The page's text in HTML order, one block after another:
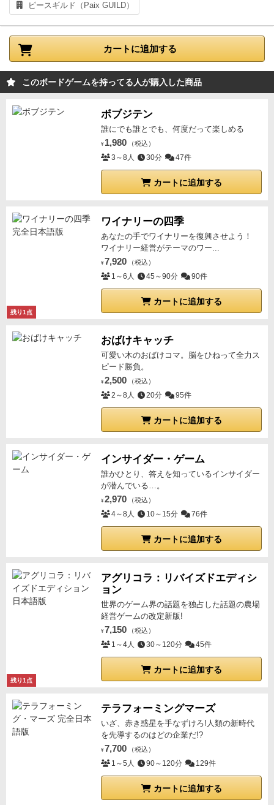
ピースギルド（Paix GUILD）
カートに追加する
このボードゲームを持ってる人が購入した商品
ボブジテン
誰にでも誰とでも、何度だって楽しめる
¥ 1,980 （税込）
3～8人 30分 47件
カートに追加する
残り1点
ワイナリーの四季
あなたの手でワイナリーを復興させよう！
ワイナリー経営がテーマのワー...
¥ 7,920 （税込）
1～6人 45～90分 90件
カートに追加する
おばけキャッチ
可愛い木のおばけコマ。脳をひねって全力ス
ピード勝負。
¥ 2,500 （税込）
2～8人 20分 95件
カートに追加する
インサイダー・ゲーム
誰かひとり、答えを知っているインサイダー
が潜んでいる…。
¥ 2,970 （税込）
4～8人 10～15分 76件
カートに追加する
残り1点
アグリコラ：リバイズドエディシ
ョン
世界のゲーム界の話題を独占した話題の農場
経営ゲームの改定新版!
¥ 7,150 （税込）
1～4人 30～120分 45件
カートに追加する
テラフォーミングマーズ
いざ、赤き惑星を手なずけろ!人類の新時代
を先導するのはどの企業だ!?
¥ 7,700 （税込）
1～5人 90～120分 129件
カートに追加する